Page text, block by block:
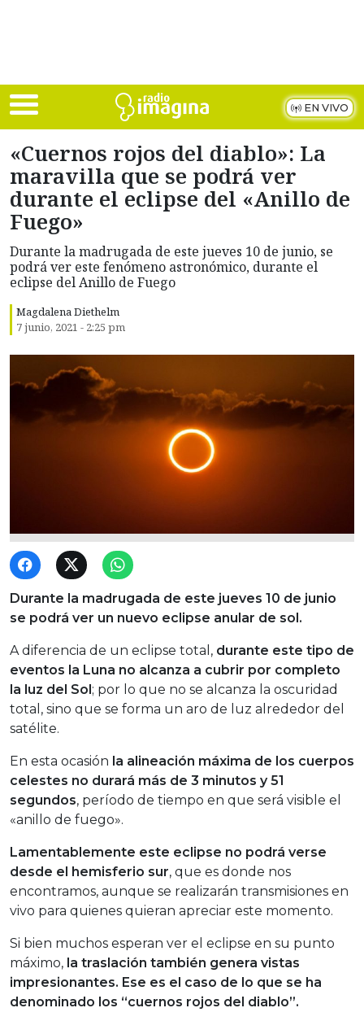
EN VIVO
«Cuernos rojos del diablo»: La
maravilla que se podrá ver
durante el eclipse del «Anillo de
Fuego»
Durante la madrugada de este jueves 10 de junio, se
podrá ver este fenómeno astronómico, durante el
eclipse del Anillo de Fuego
Magdalena Diethelm
7 junio, 2021 - 2:25 pm
Durante la madrugada de este jueves 10 de junio
se podrá ver un nuevo eclipse anular de sol.
A diferencia de un eclipse total, durante este tipo de
eventos la Luna no alcanza a cubrir por completo
la luz del Sol; por lo que no se alcanza la oscuridad
total, sino que se forma un aro de luz alrededor del
satélite.
En esta ocasión la alineación máxima de los cuerpos
celestes no durará más de 3 minutos y 51
segundos, período de tiempo en que será visible el
«anillo de fuego».
Lamentablemente este eclipse no podrá verse
desde el hemisferio sur, que es donde nos
encontramos, aunque se realizarán transmisiones en
vivo para quienes quieran apreciar este momento.
Si bien muchos esperan ver el eclipse en su punto
máximo, la traslación también genera vistas
impresionantes. Ese es el caso de lo que se ha
denominado los “cuernos rojos del diablo”.